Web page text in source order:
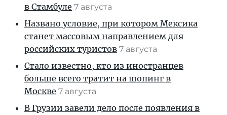
в Стамбуле 7 августа
Названо условие, при котором Мексика
станет массовым направлением для
российских туристов 7 августа
Стало известно, кто из иностранцев
больше всего тратит на шопинг в
Москве 7 августа
В Грузии завели дело после появления в